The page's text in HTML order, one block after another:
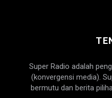
Super Radio adalah
(konvergensi media).
bermutu dan berita